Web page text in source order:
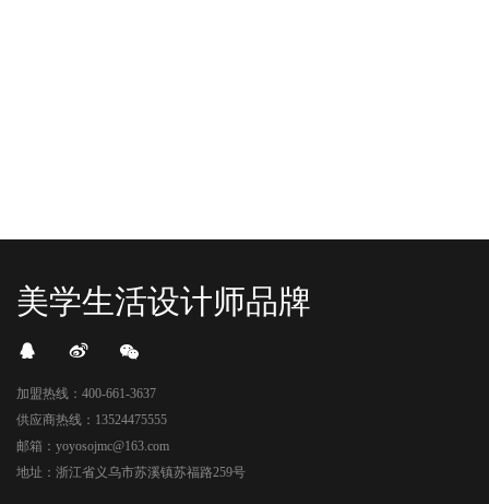
美学生活设计师品牌
加盟热线：400-661-3637
供应商热线：13524475555
邮箱：yoyosojmc@163.com
地址：浙江省义乌市苏溪镇苏福路259号